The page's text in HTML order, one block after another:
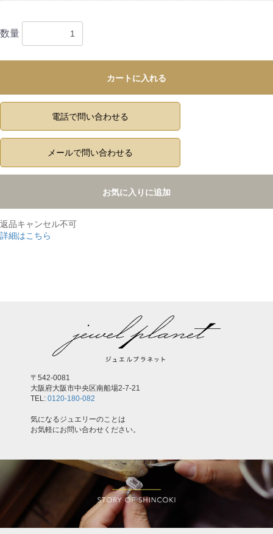
数量
カートに入れる
電話で問い合わせる
メールで問い合わせる
お気に入りに追加
返品キャンセル不可
詳細はこちら
〒542-0081
大阪府大阪市中央区南船場2-7-21
TEL: 0120-180-082
気になるジュエリーのことは
お気軽にお問い合わせください。